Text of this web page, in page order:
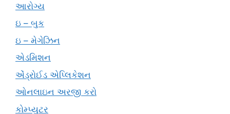
આરોગ્ય
ઇ – બુક
ઇ – મેગેઝિન
એડમિશન
એંડ્રોઈડ એપ્લિકેશન
ઓનલાઇન અરજી કરો
કોમ્પ્યુટર